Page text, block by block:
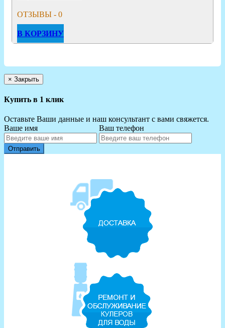
ОТЗЫВЫ - 0
В КОРЗИНУ
× Закрыть
Купить в 1 клик
Оставьте Ваши данные и наш консультант с вами свяжется.
Ваше имя
Ваш телефон
Отправить